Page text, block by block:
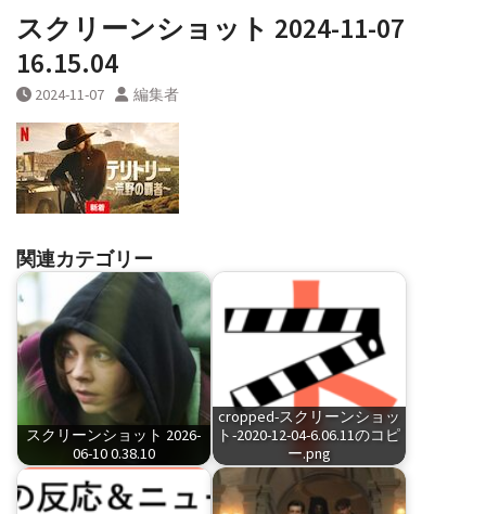
スクリーンショット 2024-11-07
16.15.04
2024-11-07 編集者
関連カテゴリー
スクリーンショット 2026-
06-10 0.38.10
cropped-スクリーンショッ
ト-2020-12-04-6.06.11のコピ
ー.png